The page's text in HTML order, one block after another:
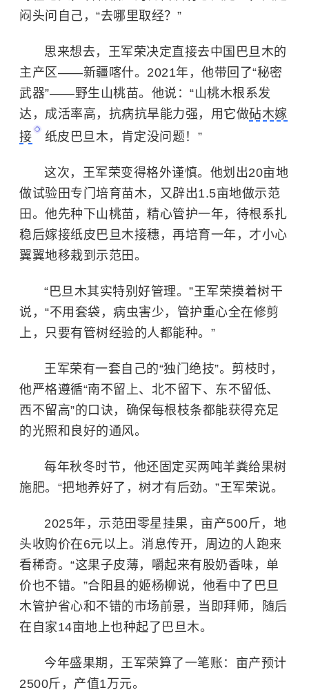
闷头问自己，“去哪里取经？”
思来想去，王军荣决定直接去中国巴旦木的
主产区——新疆喀什。2021年，他带回了“秘密
武器”——野生山桃苗。他说：“山桃木根系发
达，成活率高，抗病抗旱能力强，用它做砧木嫁
接
纸皮巴旦木，肯定没问题！”
这次，王军荣变得格外谨慎。他划出20亩地
做试验田专门培育苗木，又辟出1.5亩地做示范
田。他先种下山桃苗，精心管护一年，待根系扎
稳后嫁接纸皮巴旦木接穗，再培育一年，才小心
翼翼地移栽到示范田。
“巴旦木其实特别好管理。”王军荣摸着树干
说，“不用套袋，病虫害少，管护重心全在修剪
上，只要有管树经验的人都能种。”
王军荣有一套自己的“独门绝技”。剪枝时，
他严格遵循“南不留上、北不留下、东不留低、
西不留高”的口诀，确保每根枝条都能获得充足
的光照和良好的通风。
每年秋冬时节，他还固定买两吨羊粪给果树
施肥。“把地养好了，树才有后劲。”王军荣说。
2025年，示范田零星挂果，亩产500斤，地
头收购价在6元以上。消息传开，周边的人跑来
看稀奇。“这果子皮薄，嚼起来有股奶香味，单
价也不错。”合阳县的姬杨柳说，他看中了巴旦
木管护省心和不错的市场前景，当即拜师，随后
在自家14亩地上也种起了巴旦木。
今年盛果期，王军荣算了一笔账：亩产预计
2500斤，产值1万元。